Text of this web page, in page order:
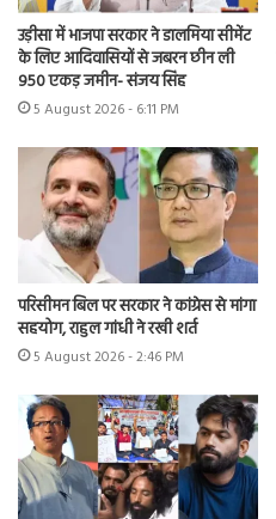
उड़ीसा में भाजपा सरकार ने डालमिया सीमेंट
के लिए आदिवासियों से जबरन छीन ली
950 एकड़ जमीन- संजय सिंह
5 August 2026 - 6:11 PM
परिसीमन बिल पर सरकार ने कांग्रेस से मांगा
सहयोग, राहुल गांधी ने रखी शर्त
5 August 2026 - 2:46 PM